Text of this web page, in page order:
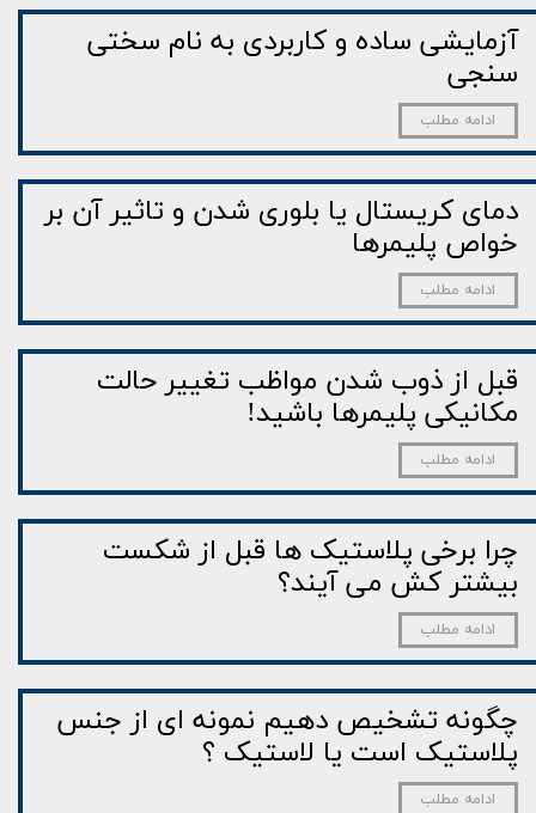
آزمایشی ساده و کاربردی به نام سختی
سنجی
ادامه مطلب
دمای کریستال یا بلوری شدن و تاثیر آن بر
خواص پلیمرها
ادامه مطلب
قبل از ذوب شدن مواظب تغییر حالت
مکانیکی پلیمرها باشید!
ادامه مطلب
چرا برخی پلاستیک ها قبل از شکست
بیشتر کش می آیند؟
ادامه مطلب
چگونه تشخیص دهیم نمونه ­ای از جنس
پلاستیک است یا لاستیک ؟
ادامه مطلب